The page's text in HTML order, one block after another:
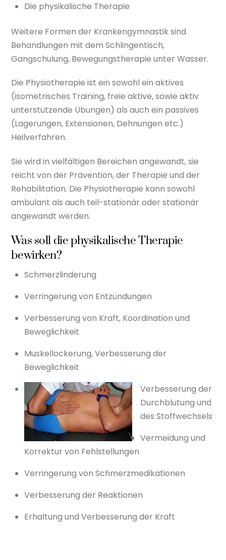
Die physikalische Therapie
Weitere Formen der Krankengymnastik sind
Behandlungen mit dem Schlingentisch,
Gangschulung, Bewegungstherapie unter Wasser.
Die Physiotherapie ist ein sowohl ein aktives
(isometrisches Training, freie aktive, sowie aktiv
unterstützende Übungen) als auch ein passives
(Lagerungen, Extensionen, Dehnungen etc.)
Heilverfahren.
Sie wird in vielfältigen Bereichen angewandt, sie
reicht von der Prävention, der Therapie und der
Rehabilitation. Die Physiotherapie kann sowohl
ambulant als auch teil-stationär oder stationär
angewandt werden.
Was soll die physikalische Therapie
bewirken?
Schmerzlinderung
Verringerung von Entzündungen
Verbesserung von Kraft, Koordination und
Beweglichkeit
Muskellockerung, Verbesserung der
Beweglichkeit
Verbesserung der
Durchblutung und
des Stoffwechsels
Vermeidung und
Korrektur von Fehlstellungen
Verringerung von Schmerzmedikationen
Verbesserung der Reaktionen
Erhaltung und Verbesserung der Kraft